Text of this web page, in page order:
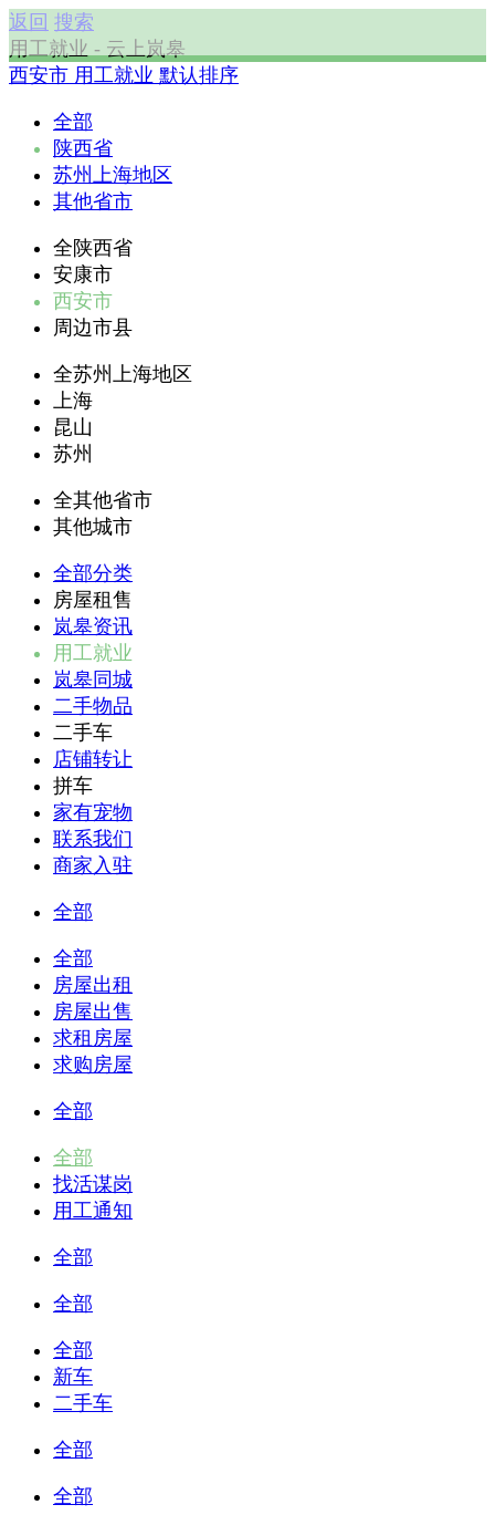
返回 搜索
用工就业 - 云上岚皋
西安市 用工就业 默认排序
全部
陕西省
苏州上海地区
其他省市
全陕西省
安康市
西安市
周边市县
全苏州上海地区
上海
昆山
苏州
全其他省市
其他城市
全部分类
房屋租售
岚皋资讯
用工就业
岚皋同城
二手物品
二手车
店铺转让
拼车
家有宠物
联系我们
商家入驻
全部
全部
房屋出租
房屋出售
求租房屋
求购房屋
全部
全部
找活谋岗
用工通知
全部
全部
全部
新车
二手车
全部
全部